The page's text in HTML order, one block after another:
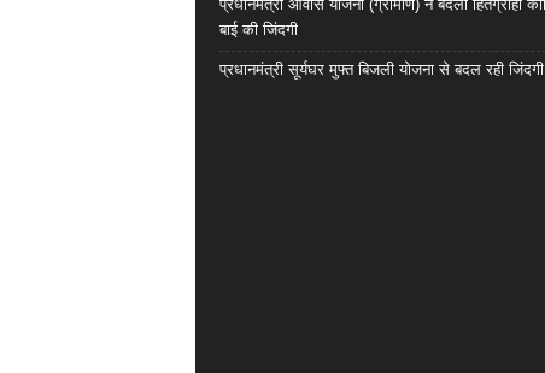
प्रधानमंत्री आवास योजना (ग्रामीण) ने बदली हितग्राही
बाई की जिंदगी
प्रधानमंत्री सूर्यघर मुफ्त बिजली योजना से बदल रही जिंदगी